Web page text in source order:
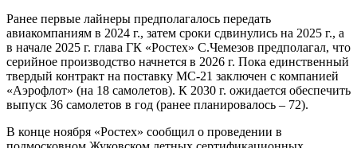
Ранее первые лайнеры предполагалось передать
авиакомпаниям в 2024 г., затем сроки сдвинулись на 2025 г., а
в начале 2025 г. глава ГК «Ростех» С.Чемезов предполагал, что
серийное производство начнется в 2026 г. Пока единственный
твердый контракт на поставку МС-21 заключен с компанией
«Аэрофлот» (на 18 самолетов). К 2030 г. ожидается обеспечить
выпуск 36 самолетов в год (ранее планировалось – 72).
В конце ноября «Ростех» сообщил о проведении в